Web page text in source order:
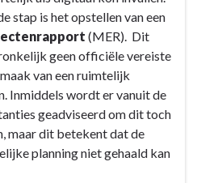
stap is het opstellen van een
(MER). Dit
geen officiële vereiste
van een ruimtelijk
Inmiddels wordt er vanuit de
geadviseerd om dit toch
maar dit betekent dat de
planning niet gehaald kan